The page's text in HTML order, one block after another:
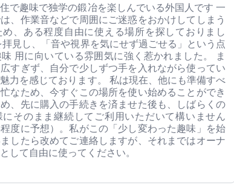
で趣味で独学の鍛冶を楽しんでいる外国人です 一
、作業音などで周囲にご迷惑をおかけしてしまう
、ある程度自由に使える場所を探しておりまし
見し、「音や視界を気にせず過ごせる」という点
用に向いている雰囲気に強く惹かれました。 ま
すぎず、自分で少しずつ手を入れながら使ってい
力を感じております。 私は現在、他にも準備すべ
なため、今すぐこの場所を使い始めることができ
、先に購入の手続きを済ませた後も、しばらくの
そのまま継続してご利用いただいて構いません
程度に予想）。私がこの「少し変わった趣味」を始
したら改めてご連絡しますが、それまではオーナ
して自由に使ってください。